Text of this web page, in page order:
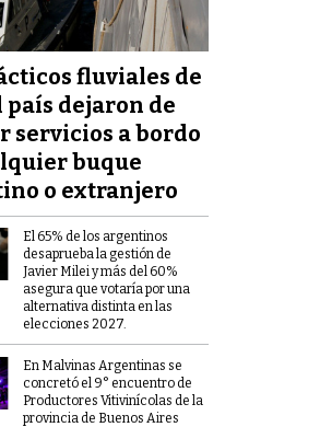
fluviales de
país dejaron de
servicios a bordo
buque
o extranjero
El 65% de los argentinos
desaprueba la gestión de
Javier Milei y más del 60%
asegura que votaría por una
alternativa distinta en las
elecciones 2027.
En Malvinas Argentinas se
concretó el 9° encuentro de
Productores Vitivinícolas de la
provincia de Buenos Aires